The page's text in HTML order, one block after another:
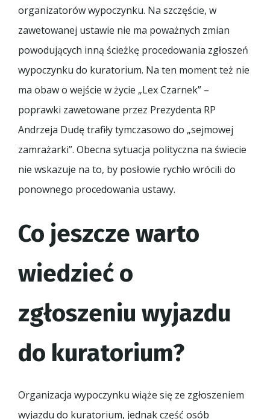
organizatorów wypoczynku. Na szczęście, w
zawetowanej ustawie nie ma poważnych zmian
powodujących inną ścieżkę procedowania zgłoszeń
wypoczynku do kuratorium. Na ten moment też nie
ma obaw o wejście w życie „Lex Czarnek” –
poprawki zawetowane przez Prezydenta RP
Andrzeja Dudę trafiły tymczasowo do „sejmowej
zamrażarki”. Obecna sytuacja polityczna na świecie
nie wskazuje na to, by posłowie rychło wrócili do
ponownego procedowania ustawy.
Co jeszcze warto
wiedzieć o
zgłoszeniu wyjazdu
do kuratorium?
Organizacja wypoczynku wiąże się ze zgłoszeniem
wyjazdu do kuratorium, jednak część osób